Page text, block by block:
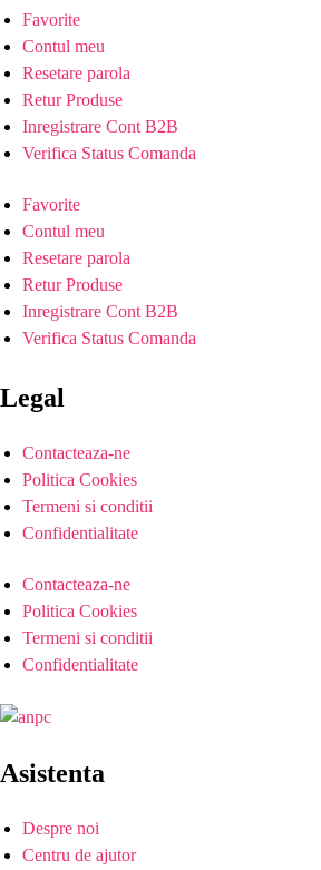
Favorite
Contul meu
Resetare parola
Retur Produse
Inregistrare Cont B2B
Verifica Status Comanda
Favorite
Contul meu
Resetare parola
Retur Produse
Inregistrare Cont B2B
Verifica Status Comanda
Legal
Contacteaza-ne
Politica Cookies
Termeni si conditii
Confidentialitate
Contacteaza-ne
Politica Cookies
Termeni si conditii
Confidentialitate
Asistenta
Despre noi
Centru de ajutor